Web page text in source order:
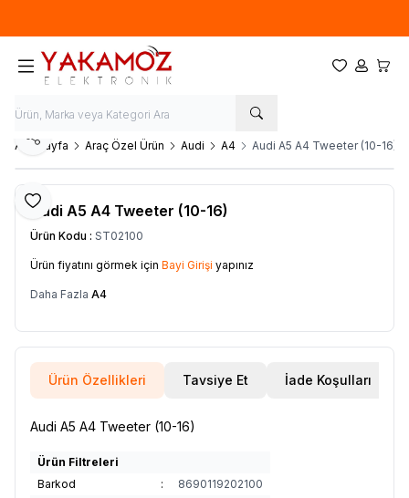
Favorilerim
Hesabım
Ana Sayfa Araç Özel Ürün Audi A4 Audi A5 A4 Tweeter (10-16)
Favoriye Ekle
Paylaş
Audi A5 A4 Tweeter (10-16)
Ürün Kodu : ST02100
Ürün fiyatını görmek için Bayi Girişi yapınız
Daha Fazla A4
Ürün Özellikleri Tavsiye Et İade Koşulları
Audi A5 A4 Tweeter (10-16)
Ürün Filtreleri
Barkod
:
8690119202100